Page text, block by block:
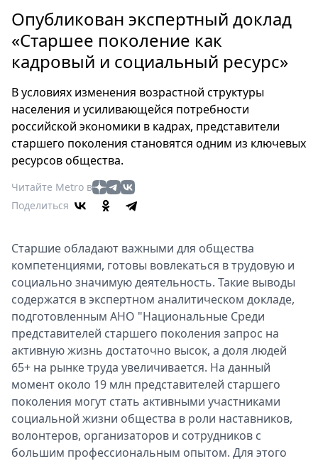
Россия
Мир
Здоровье
Туризм
Мода
Театр
Кино
Афиша
Книги
релизы
О
Metro
Стримы
Спецпроекты
Звезды
Выборы
2026
Скачай
Metro
Опубликован экспертный доклад
«Старшее поколение как
кадровый и социальный ресурс»
В условиях изменения возрастной структуры
населения и усиливающейся потребности
российской экономики в кадрах, представители
старшего поколения становятся одним из ключевых
ресурсов общества.
Читайте Metro в
Поделиться
Старшие обладают важными для общества
компетенциями, готовы вовлекаться в трудовую и
социально значимую деятельность. Такие выводы
содержатся в экспертном аналитическом докладе,
подготовленным АНО "Национальные Среди
представителей старшего поколения запрос на
активную жизнь достаточно высок, а доля людей
65+ на рынке труда увеличивается. На данный
момент около 19 млн представителей старшего
поколения могут стать активными участниками
социальной жизни общества в роли наставников,
волонтеров, организаторов и сотрудников с
большим профессиональным опытом. Для этого